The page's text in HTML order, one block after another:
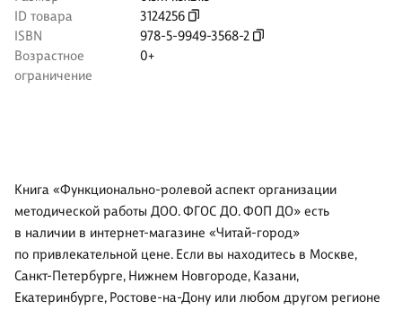
ID товара
3124256
ISBN
978-5-9949-3568-2
Возрастное
ограничение
0+
Книга «Функционально-ролевой аспект организации
методической работы ДОО. ФГОС ДО. ФОП ДО» есть
в наличии в интернет-магазине «Читай-город»
по привлекательной цене. Если вы находитесь в Москве,
Санкт-Петербурге, Нижнем Новгороде, Казани,
Екатеринбурге, Ростове-на-Дону или любом другом регионе